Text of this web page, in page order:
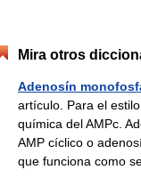
Mira otros
Adenosín
artículo. Para el
química del AMPc.
AMP cíclico o
que funciona como